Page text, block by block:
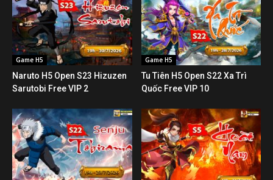
Game H5
Naruto H5 Open S23 Hizuzen
Sarutobi Free VIP 2
Game H5
Tu Tiên H5 Open S22 Xa Trì
Quốc Free VIP 10